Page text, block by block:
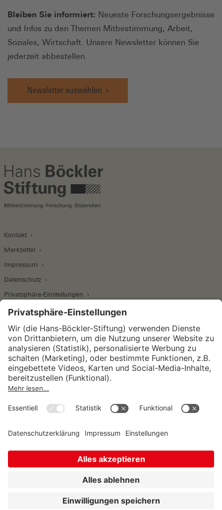
Bleiben Sie informiert: Neueste Forschungsergebnisse
und Infos zu den Themen Mitbestimmung, Arbeit,
Soziales, Wirtschaft. Unsere Newsletter können Sie
jederzeit abbestellen.
Newsletter auswählen
Kontakt
Merkzettel
Impressum
Datenschutz
Privatsphäre-Einstellungen
Wirtschafts- und Sozialwissenschaftliches Institut
Institut für Makroökonomie und
Konjunkturforschung
Unternehmensführung
Sozialrecht